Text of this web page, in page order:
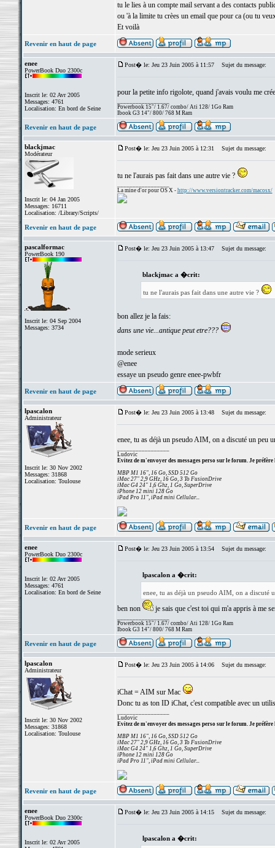
tu le lies à un compte mail servant a des contacts
ou 'à la limite tu crèes un email que pour ca (ou tu
Et voilà
Revenir en haut de page
enee
PowerBook Duo 2300c
Inscrit le: 02 Avr 2005
Messages: 4761
Localisation: En bord de Seine
Post� le: Jeu 23 Juin 2005 à 11:57 Sujet du message:
pour la petite info rigolote, quand j'avais voulu me
Powerbook 15"/ 1.67/ combo/ Ati 128/ 1Go Ram
Ibook G3 14"/ 800/ 768 M Ram
Revenir en haut de page
blackjmac
Modérateur
Inscrit le: 04 Jan 2005
Messages: 16711
Localisation: /Library/Scripts/
Post� le: Jeu 23 Juin 2005 à 12:31 Sujet du message:
tu ne l'aurais pas fait dans une autre vie ?
La mine d'or pour OS X - http://www.versiontracker.com/macosx/
Revenir en haut de page
pascalformac
PowerBook 190
Inscrit le: 04 Sep 2004
Messages: 3734
Post� le: Jeu 23 Juin 2005 à 13:47 Sujet du message:
blackjmac a �crit:
tu ne l'aurais pas fait dans une autre vie ?
bon allez je la fais:
dans une vie...antique peut etre???
mode serieux
@enee
essaye un pseudo genre enee-pwbfr
Revenir en haut de page
lpascalon
Administrateur
Inscrit le: 30 Nov 2002
Messages: 31868
Localisation: Toulouse
Post� le: Jeu 23 Juin 2005 à 13:48 Sujet du message:
enee, tu as déjà un pseudo AIM, on a discuté un peu
Ludovic
Evitez de m'envoyer des messages perso sur le forum. Je préfère
MBP M1 16", 16 Go, SSD 512 Go
iMac 27" 2,9 GHz, 16 Go, 3 To FusionDrive
iMac G4 24" 1,6 Ghz, 1 Go, SuperDrive
iPhone 12 mini 128 Go
iPad Pro 11", iPad mini Cellular...
Revenir en haut de page
enee
PowerBook Duo 2300c
Inscrit le: 02 Avr 2005
Messages: 4761
Localisation: En bord de Seine
Post� le: Jeu 23 Juin 2005 à 13:54 Sujet du message:
lpascalon a �crit:
enee, tu as déjà un pseudo AIM, on a discuté
ben non je sais que c'est toi qui m'a appris à me
Powerbook 15"/ 1.67/ combo/ Ati 128/ 1Go Ram
Ibook G3 14"/ 800/ 768 M Ram
Revenir en haut de page
lpascalon
Administrateur
Inscrit le: 30 Nov 2002
Messages: 31868
Localisation: Toulouse
Post� le: Jeu 23 Juin 2005 à 14:06 Sujet du message:
iChat = AIM sur Mac
Donc tu as ton ID iChat, c'est compatible avec un
Ludovic
Evitez de m'envoyer des messages perso sur le forum. Je préfère
MBP M1 16", 16 Go, SSD 512 Go
iMac 27" 2,9 GHz, 16 Go, 3 To FusionDrive
iMac G4 24" 1,6 Ghz, 1 Go, SuperDrive
iPhone 12 mini 128 Go
iPad Pro 11", iPad mini Cellular...
Revenir en haut de page
enee
PowerBook Duo 2300c
Inscrit le: 02 Avr 2005
Post� le: Jeu 23 Juin 2005 à 14:15 Sujet du message:
lpascalon a �crit: